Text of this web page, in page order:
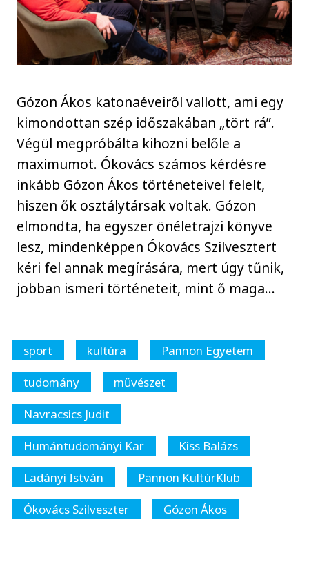
Gózon Ákos katonaéveiről vallott, ami egy
kimondottan szép időszakában „tört rá”.
Végül megpróbálta kihozni belőle a
maximumot. Ókovács számos kérdésre
inkább Gózon Ákos történeteivel felelt,
hiszen ők osztálytársak voltak. Gózon
elmondta, ha egyszer önéletrajzi könyve
lesz, mindenképpen Ókovács Szilvesztert
kéri fel annak megírására, mert úgy tűnik,
jobban ismeri történeteit, mint ő maga…
sport kultúra
Pannon Egyetem
tudomány
művészet
Navracsics Judit
Humántudományi Kar
Kiss Balázs
Ladányi István
Pannon KultúrKlub
Ókovács Szilveszter
Gózon Ákos